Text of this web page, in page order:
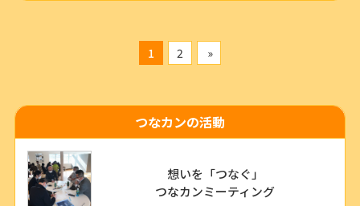
1 2 »
つなカンの活動
想いを「つなぐ」
つなカンミーティング